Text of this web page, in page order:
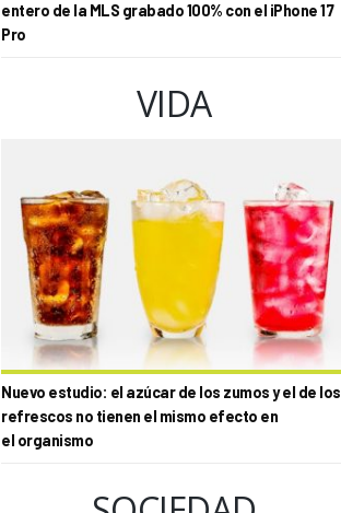
entero de la MLS grabado 100% con el iPhone 17
Pro
VIDA
Nuevo estudio: el azúcar de los zumos y el de los
refrescos no tienen el mismo efecto en
el organismo